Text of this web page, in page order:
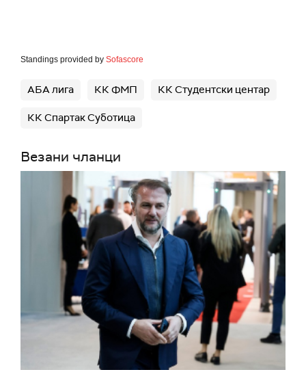
Standings provided by Sofascore
АБА лига КК ФМП КК Студентски центар
КК Спартак Суботица
Везани чланци